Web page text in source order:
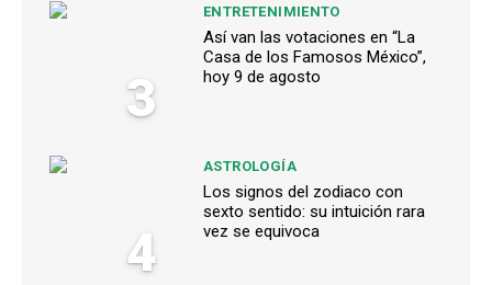
3
ENTRETENIMIENTO
Así van las votaciones en “La
Casa de los Famosos México”,
hoy 9 de agosto
4
ASTROLOGÍA
Los signos del zodiaco con
sexto sentido: su intuición rara
vez se equivoca